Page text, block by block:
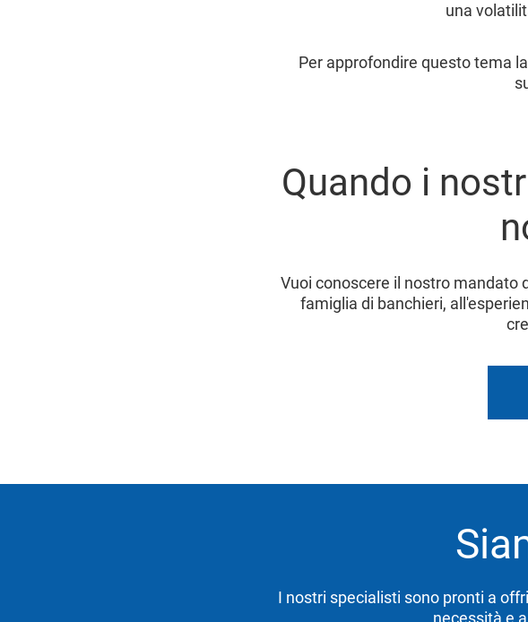
una
Per approfondire questo tema
Quando i
Vuoi conoscere il nostro mandato
famiglia di banchieri,
I nostri specialisti sono pronti a
necessità e